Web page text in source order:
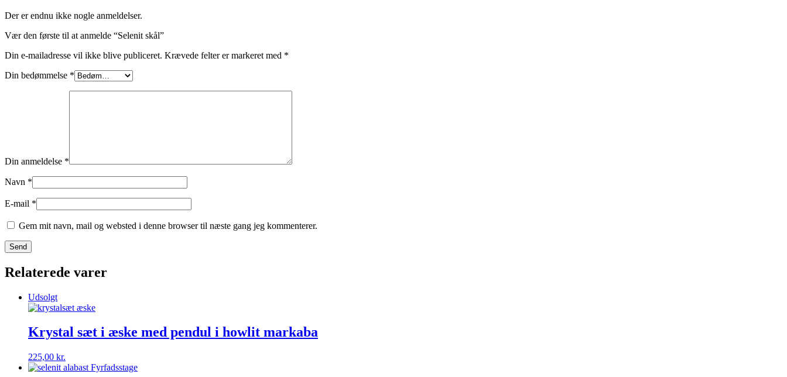
Der er endnu ikke nogle anmeldelser.
Vær den første til at anmelde “Selenit skål”
Din e-mailadresse vil ikke blive publiceret. Krævede felter er markeret med *
Din bedømmelse *
Din anmeldelse *
Navn *
E-mail *
Gem mit navn, mail og websted i denne browser til næste gang jeg kommenterer.
Relaterede varer
Udsolgt
Krystal sæt i æske med pendul i howlit markaba
225,00 kr.